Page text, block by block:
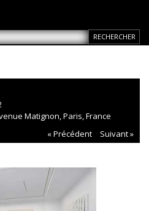
Matignon, Paris, France
« Précédent
Suivant »